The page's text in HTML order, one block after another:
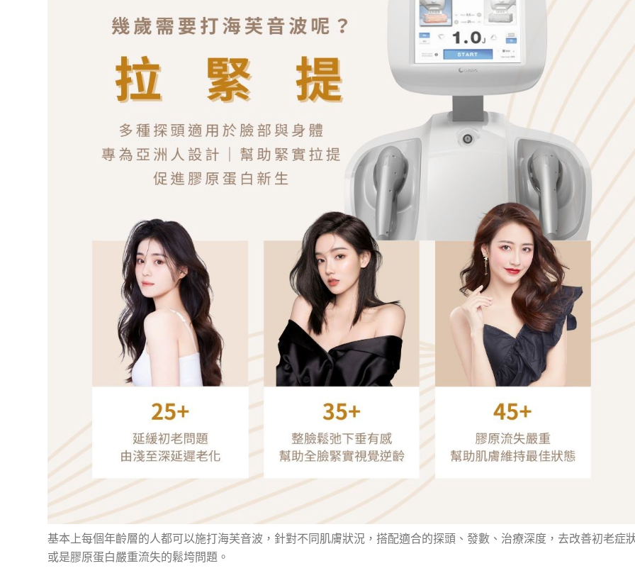
基本上每個年齡層的人都可以施打海芙音波，針對不同肌膚狀況，搭配適合的探頭、發數、治療深度，去改善初老症
或是膠原蛋白嚴重流失的鬆垮問題。